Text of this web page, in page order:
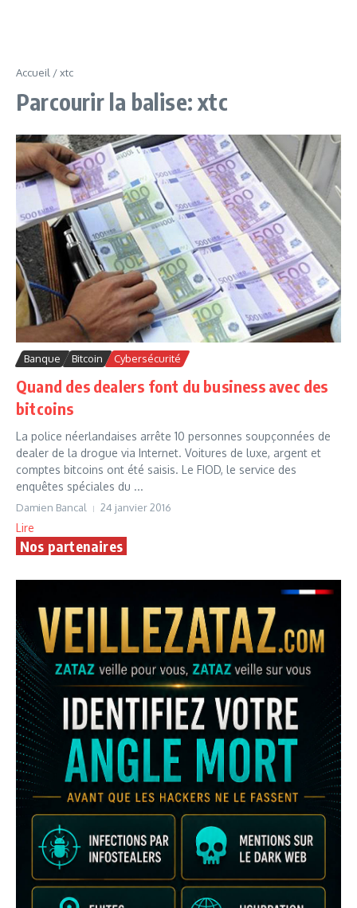
Accueil /xtc
Parcourir la balise: xtc
Banque Bitcoin Cybersécurité
Quand des dealers font du business avec des
bitcoins
La police néerlandaises arrête 10 personnes soupçonnées de
dealer de la drogue via Internet. Voitures de luxe, argent et
comptes bitcoins ont été saisis. Le FIOD, le service des
enquêtes spéciales du ...
Damien Bancal 24 janvier 2016
Lire
Nos partenaires